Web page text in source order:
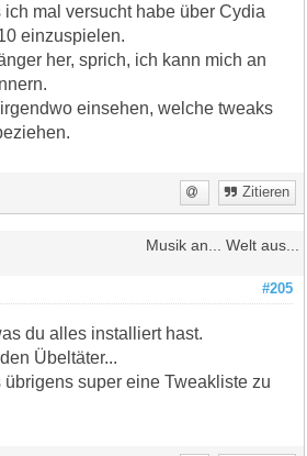
mal versucht habe über Cydia
einzuspielen.
her, sprich, ich kann mich an
einsehen, welche tweaks
Zitieren
Musik an... Welt aus...
#205
du alles installiert hast.
Übeltäter...
übrigens super eine Tweakliste zu